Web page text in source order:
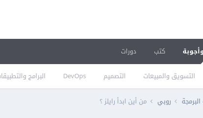
التسويق والمبيعات التصميم DevOps البرامج
كتب دورات
روبي من أين ابدأ رايلز ؟